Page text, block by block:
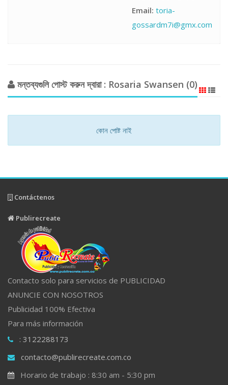
Email: toria-
gossardm7i@gmx.com
মন্তব্যগুলি পোস্ট করুন দ্বারা : Rosaria Swansen (0)
কোন পোষ্ট নাই
Contáctenos
Publirecreate
Contacto solo para servicios de PUBLICIDAD
ANUNCIE CON NOSOTROS
Publicidad 100% Efectiva
Para más información
: 3122288173
contacto@publirecreate.com.co
Horario de trabajo : 8:30 am - 5:30 pm